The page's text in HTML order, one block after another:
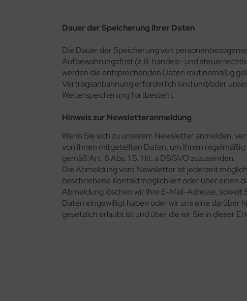
Dauer der Speicherung Ihrer Daten
Die Dauer der Speicherung von
Aufbewahrungsfrist (z.B. handels- und
werden die entsprechenden Daten routinemäßig
Vertragsanbahnung erforderlich sind und/oder
Weiterspeicherung fortbesteht.
Hinweis zur Newsletteranmeldung
Wenn Sie sich zu unserem Newsletter anmelden,
von Ihnen mitgeteilten Daten, um Ihnen
gemäß Art. 6 Abs. 1 S. 1 lit. a DSGVO zuzusenden.
Die Abmeldung vom Newsletter ist jederzeit
beschriebene Kontaktmöglichkeit oder über einen
Abmeldung löschen wir Ihre E-Mail-Adresse,
Daten eingewilligt haben oder wir uns eine
gesetzlich erlaubt ist und über die wir Sie in dieser